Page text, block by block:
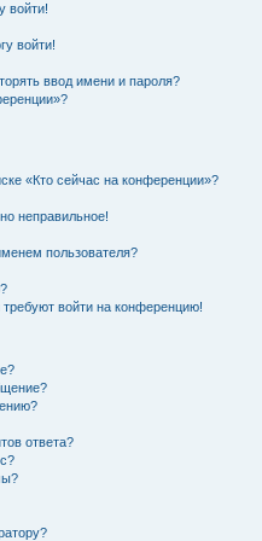
войти!
войти!
ввод имени и пароля?
«Кто сейчас на конференции»?
неправильное!
пользователя?
войти на конференцию!
ответа?